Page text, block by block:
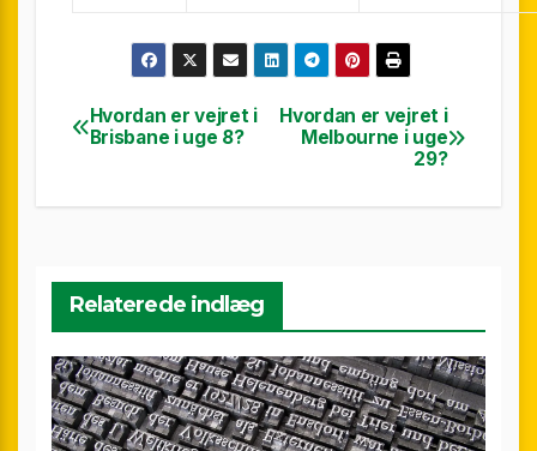
Indlægsnavigation
Hvordan er vejret i
Melbourne i uge
29?
Hvordan er vejret i
Brisbane i uge 8?
Relaterede indlæg